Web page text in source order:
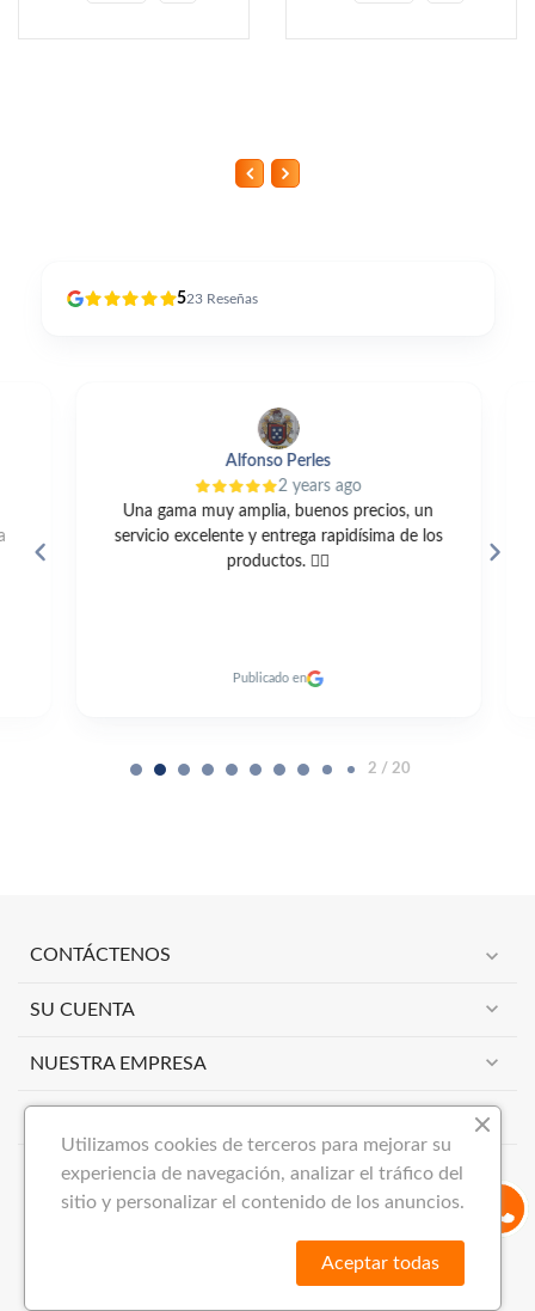
523 Reseñas
Alfonso Perles
2 years ago
Una gama muy amplia, buenos precios, un
servicio excelente y entrega rapidísima de los
productos. 👍🏼
Publicado en
2 / 20
CONTÁCTENOS expand_more
SU CUENTA expand_more
NUESTRA EMPRESA expand_more
expand_more
Todos los derechos reservados.
Utilizamos cookies de terceros para mejorar su
experiencia de navegación, analizar el tráfico del
sitio y personalizar el contenido de los anuncios.
Aceptar todas